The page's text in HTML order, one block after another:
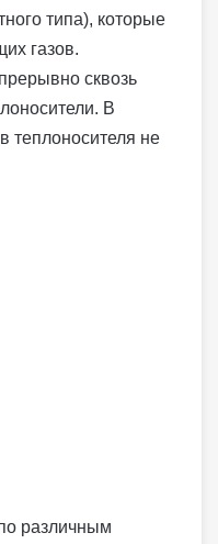
типа), которые
газов.
сквозь
В
теплоносителя не
различным